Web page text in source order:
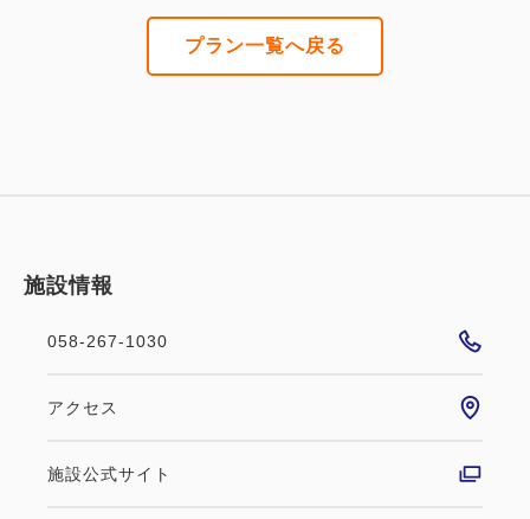
プラン一覧へ戻る
施設情報
058-267-1030
アクセス
施設公式サイト